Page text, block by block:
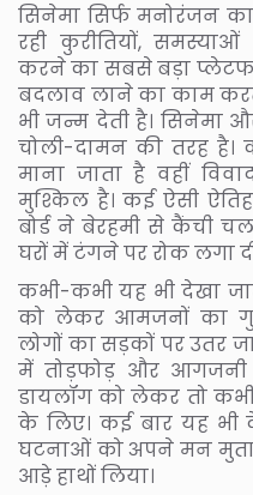
सिनेमा सिर्फ मनोरंजन
रही कुरीतियों,
करने का सबसे बड़ा
बदलाव लाने का काम
भी जन्म देती है। सिनेमा
चोली-दामन की तरह
माना जाता है वहीं
मुश्किल है। कई ऐसी
बोर्ड ने बेरहमी से कैंची
घरों में टंगने पर रोक लगा
कभी-कभी यह भी देखा
को लेकर आमजनों का
लोगों का सड़कों पर उतर
में तोड़फोड़ और आगजनी
डायलॉग को लेकर तो
के लिए। कई बार यह भी
घटनाओं को अपने मन
आड़े हाथों लिया।